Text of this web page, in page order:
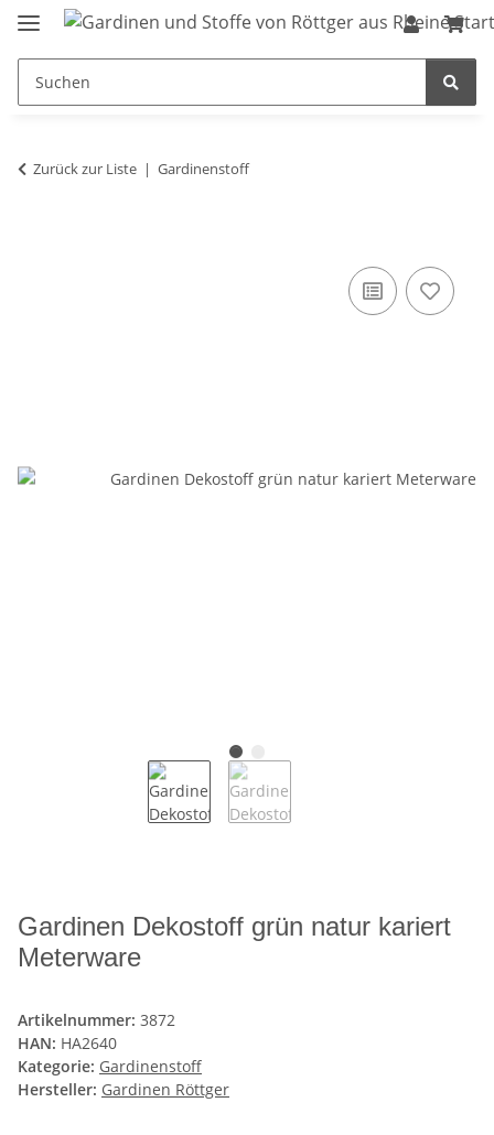
Zurück zur Liste Gardinenstoff
Gardinen Dekostoff grün natur kariert
Meterware
Artikelnummer: 3872
HAN: HA2640
Kategorie: Gardinenstoff
Hersteller: Gardinen Röttger